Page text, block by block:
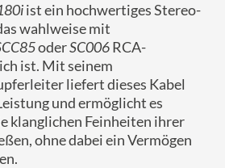
ist ein hochwertiges Stereo-
wahlweise mit
oderSC006RCA-
ist. Mit seinem
liefert dieses Kabel
und ermöglicht es
klanglichen Feinheiten ihrer
ohne dabei ein Vermögen